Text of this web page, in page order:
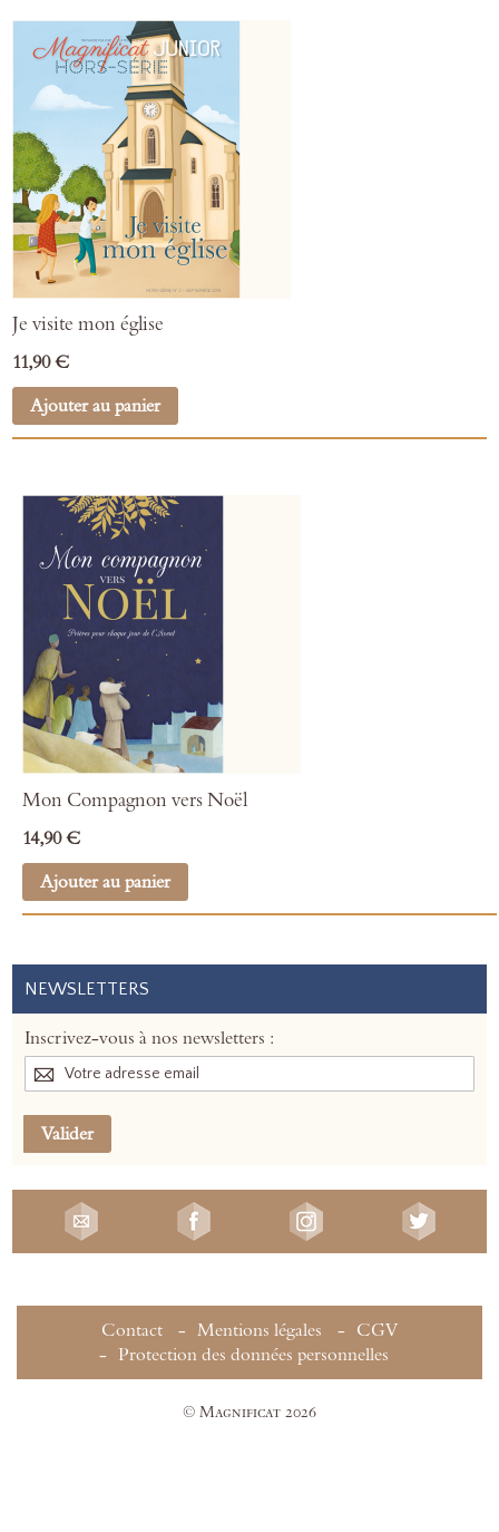
Je visite mon église
11,90 €
Ajouter au panier
Mon Compagnon vers Noël
14,90 €
Ajouter au panier
NEWSLETTERS
Inscrivez-vous à nos newsletters :
Valider
Contact Mentions légales
CGV
Protection des données personnelles
© Magnificat 2026